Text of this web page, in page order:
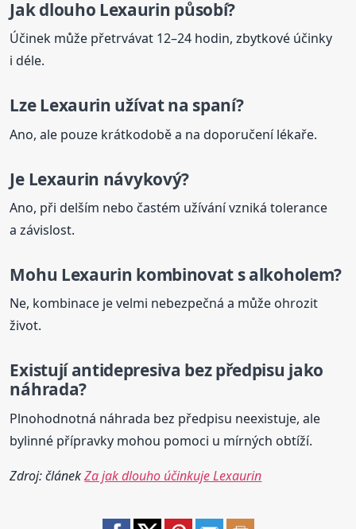
Jak dlouho Lexaurin působí?
Účinek může přetrvávat 12–24 hodin, zbytkové účinky
i déle.
LzeLexaurin užívatna spaní?
Ano, ale pouze krátkodobě a na doporučení lékaře.
Je Lexaurin návykový?
Ano, při delším nebo častém užívání vzniká tolerance
a závislost.
Mohu Lexaurin kombinovat s alkoholem?
Ne, kombinace je velmi nebezpečná a může ohrozit
život.
Existují antidepresiva bez předpisu jako
náhrada?
Plnohodnotná náhrada bez předpisu neexistuje, ale
bylinné přípravky mohou pomoci u mírných obtíží.
Zdroj: článekZa jak dlouho účinkuje Lexaurin